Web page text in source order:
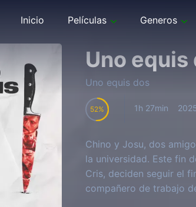
Inicio Películas Generos
Uno equis
Uno equis dos
52 1h 27min
Chino y Josu, dos
la universidad. Este fin
Cris, deciden seguir el
compañero de trabajo